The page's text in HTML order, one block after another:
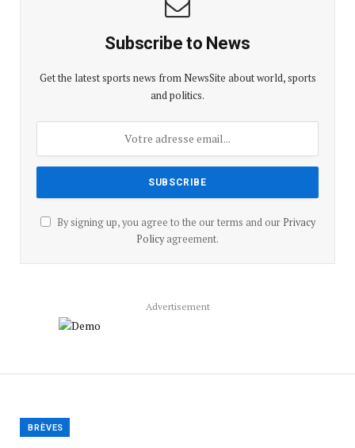
Subscribe to News
Get the latest sports news from NewsSite about world, sports
and politics.
By signing up, you agree to the our terms and our Privacy
Policyagreement.
Advertisement
BRÈVES